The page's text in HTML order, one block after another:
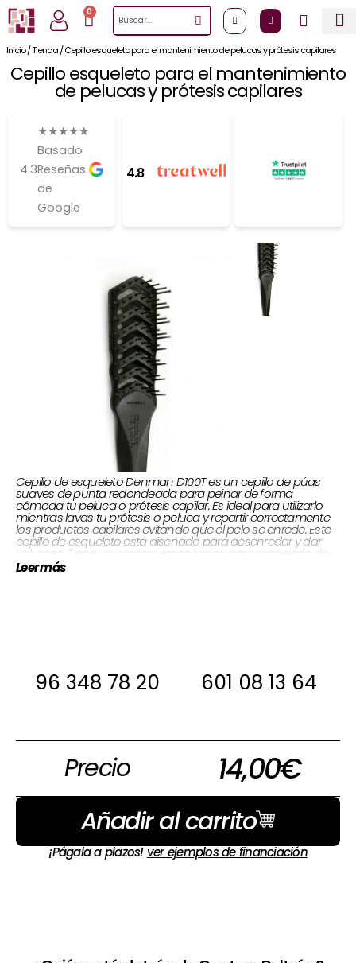
al
contenido
0
CartSearch
Inicio/Tienda/Cepillo esqueleto para el mantenimiento de pelucas y prótesis capilares
Cepillo esqueleto para el mantenimiento
de pelucas y prótesis capilares
4.3
★★★★★
Basado
Reseñas
de
Google
4.8
Cepillo de esqueleto Denman D100T es un cepillo de púas
suaves de punta redondeada para peinar de forma
cómoda tu peluca o prótesis capilar. Es ideal para utilizarlo
mientras lavas tu prótesis o peluca y repartir correctamente
los productos capilares evitando que el pelo se enrede. Este
cepillo de esqueleto está diseñado para desenredar y dar
volumen. Tiene un mango ergonómico para manejarlo de
manera cómoda.
Leer más
96 348 78 20 601 08 13 64
Precio 14,00€
Añadir al carrito
¡Págala a plazos! ver ejemplos de financiación